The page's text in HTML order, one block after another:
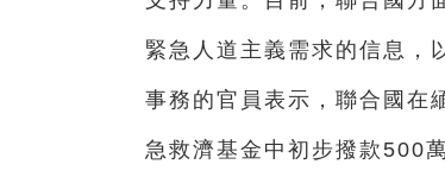
緊急人道主義需求的信息，
事務的官員表示，聯合國在
急救濟基金中初步撥款500